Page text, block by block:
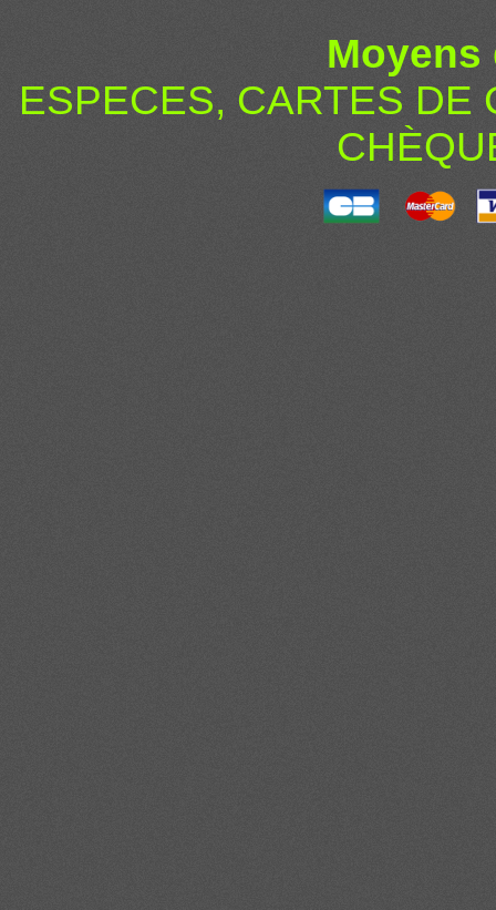
Moyens
ESPECES, CARTES DE